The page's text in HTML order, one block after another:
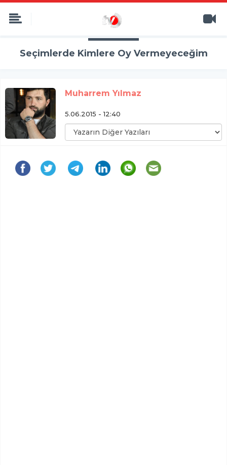
Seçimlerde Kimlere Oy Vermeyeceğim
Muharrem Yılmaz
5.06.2015 - 12:40